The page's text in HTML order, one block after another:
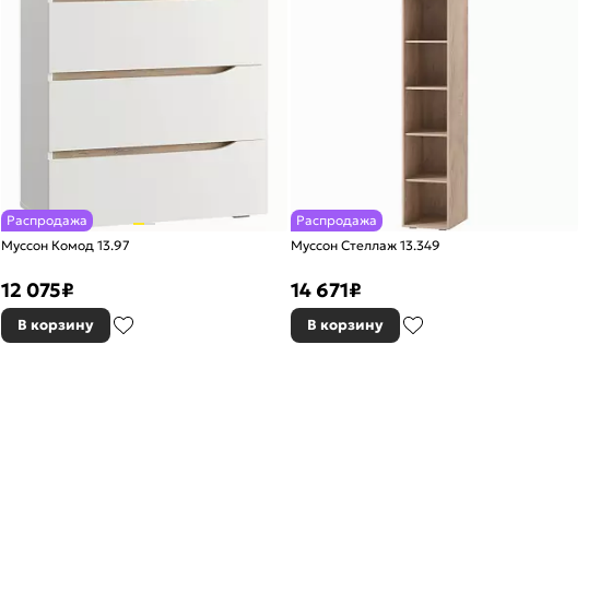
Распродажа
Муссон Комод 13.97
12 075₽
В корзину
Распродажа
Муссон Стеллаж 13.349
14 671₽
В корзину